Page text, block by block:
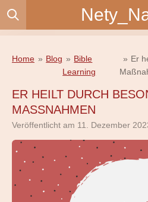
Zum
Home » Blog » Bible
Learning
» Er
ER HEILT DURCH
MASSNAHMEN
Veröffentlicht am 11. Dezember